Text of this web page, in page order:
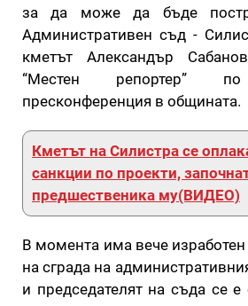
за да може да бъде
Административен съд -
кметът Александър
“Местен репортер”
пресконференция в общината.
Кметът на Силистра се
санкции по проекти,
предшественика му(ВИДЕО)
В момента има вече
на сграда на
и председателят на съда се